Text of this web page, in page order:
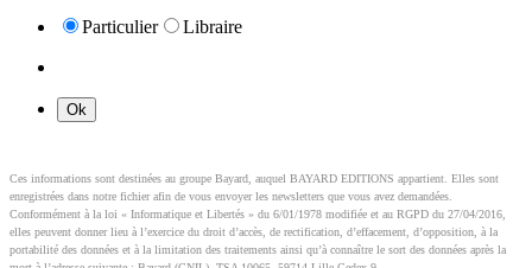
Particulier Libraire
Ces informations sont destinées au groupe Bayard, auquel BAYARD EDITIONS appartient. Elles sont
enregistrées dans notre fichier afin de vous envoyer les newsletters que vous avez demandées.
Conformément à la loi « Informatique et Libertés » du 6/01/1978 modifiée et au RGPD du 27/04/2016,
elles peuvent donner lieu à l’exercice du droit d’accès, de rectification, d’effacement, d’opposition, à la
portabilité des données et à la limitation des traitements ainsi qu’à connaître le sort des données après la